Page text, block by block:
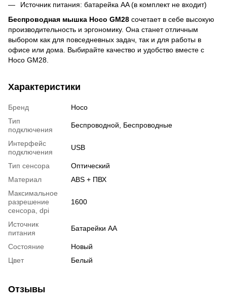
Источник питания: батарейка AA (в комплект не входит)
Беспроводная мышка Hoco GM28 сочетает в себе высокую
производительность и эргономику. Она станет отличным
выбором как для повседневных задач, так и для работы в
офисе или дома. Выбирайте качество и удобство вместе с
Hoco GM28.
Характеристики
Бренд
Hoco
Тип
подключения
Беспроводной Беспроводные
Интерфейс
подключения
USB
Тип сенсора
Оптический
Материал
ABS + ПВХ
Максимальное
разрешение
сенсора, dpi
1600
Источник
питания
Батарейки АА
Состояние
Новый
Цвет
Белый
Отзывы